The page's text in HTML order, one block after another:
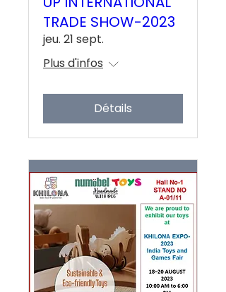
TRADE SHOW-2023
jeu. 21 sept.
Plus d'infos
Détails